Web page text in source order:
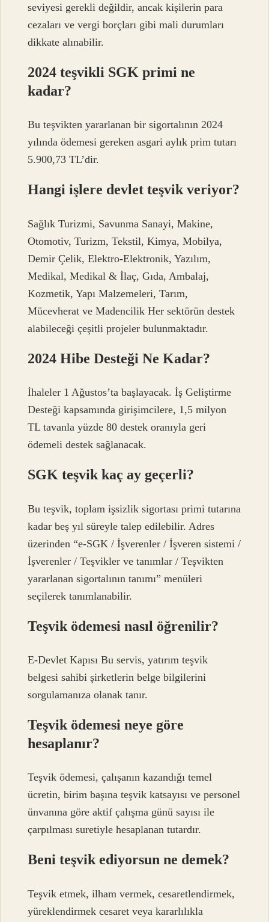
seviyesi gerekli değildir, ancak kişilerin para
cezaları ve vergi borçları gibi mali durumları
dikkate alınabilir.
2024 teşvikli SGK primi ne
kadar?
Bu teşvikten yararlanan bir sigortalının 2024
yılında ödemesi gereken asgari aylık prim tutarı
5.900,73 TL’dir.
Hangi işlere devlet teşvik veriyor?
Sağlık Turizmi, Savunma Sanayi, Makine,
Otomotiv, Turizm, Tekstil, Kimya, Mobilya,
Demir Çelik, Elektro-Elektronik, Yazılım,
Medikal, Medikal & İlaç, Gıda, Ambalaj,
Kozmetik, Yapı Malzemeleri, Tarım,
Mücevherat ve Madencilik Her sektörün destek
alabileceği çeşitli projeler bulunmaktadır.
2024 Hibe Desteği Ne Kadar?
İhaleler 1 Ağustos’ta başlayacak. İş Geliştirme
Desteği kapsamında girişimcilere, 1,5 milyon
TL tavanla yüzde 80 destek oranıyla geri
ödemeli destek sağlanacak.
SGK teşvik kaç ay geçerli?
Bu teşvik, toplam işsizlik sigortası primi tutarına
kadar beş yıl süreyle talep edilebilir. Adres
üzerinden “e-SGK / İşverenler / İşveren sistemi /
İşverenler / Teşvikler ve tanımlar / Teşvikten
yararlanan sigortalının tanımı” menüleri
seçilerek tanımlanabilir.
Teşvik ödemesi nasıl öğrenilir?
E-Devlet Kapısı Bu servis, yatırım teşvik
belgesi sahibi şirketlerin belge bilgilerini
sorgulamanıza olanak tanır.
Teşvik ödemesi neye göre
hesaplanır?
Teşvik ödemesi, çalışanın kazandığı temel
ücretin, birim başına teşvik katsayısı ve personel
ünvanına göre aktif çalışma günü sayısı ile
çarpılması suretiyle hesaplanan tutardır.
Beni teşvik ediyorsun ne demek?
Teşvik etmek, ilham vermek, cesaretlendirmek,
yüreklendirmek cesaret veya kararlılıkla